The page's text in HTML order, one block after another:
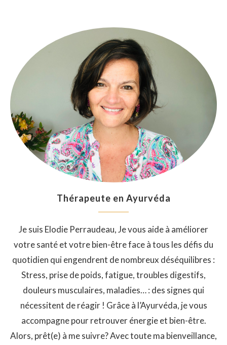
Thérapeute en Ayurvéda
Je suis Elodie Perraudeau, Je vous aide à améliorer
votre santé et votre bien-être face à tous les défis du
quotidien qui engendrent de nombreux déséquilibres :
Stress, prise de poids, fatigue, troubles digestifs,
douleurs musculaires, maladies… : des signes qui
nécessitent de réagir ! Grâce à l’Ayurvéda, je vous
accompagne pour retrouver énergie et bien-être.
Alors, prêt(e) à me suivre? Avec toute ma bienveillance,